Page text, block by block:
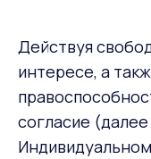
Действуя
интересе, а
согласие